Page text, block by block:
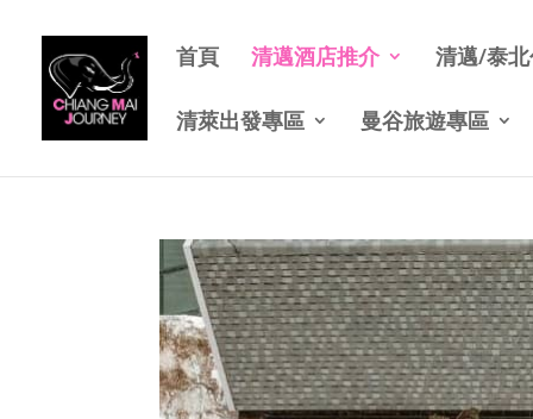
首頁 清邁酒店推介 清邁/泰
清萊出發專區 曼谷旅遊專區